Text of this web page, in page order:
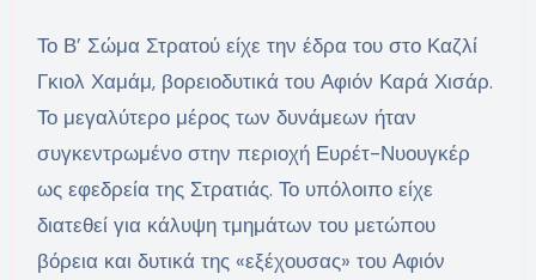
Το Β’ Σώμα Στρατού είχε την έδρα του στο Καζλί
Γκιολ Χαμάμ, βορειοδυτικά του Αφιόν Καρά Χισάρ.
Το μεγαλύτερο μέρος των δυνάμεων ήταν
συγκεντρωμένο στην περιοχή Ευρέτ-Νυουγκέρ
ως εφεδρεία της Στρατιάς. Το υπόλοιπο είχε
διατεθεί για κάλυψη τμημάτων του μετώπου
βόρεια και δυτικά της «εξέχουσας» του Αφιόν